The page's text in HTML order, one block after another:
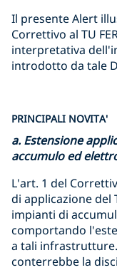
Il presente Alert
Correttivo al TU
interpretativa
introdotto da tale
PRINCIPALI NOVITA'
a. Estensione
accumulo ed
L'art. 1 del
di applicazione del
impianti di
comportando
a tali infrastrutture.
conterrebbe la